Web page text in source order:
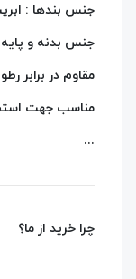
جنس بندها :
جنس بدنه و پایه
مقاوم در برابر
مناسب جهت
...
چرا خرید از ما؟